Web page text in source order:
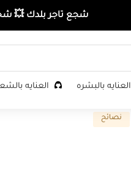
شجع تاجر بلدك 💥 شحن مجاني
العنايه بالبشره العنايه
نصائح